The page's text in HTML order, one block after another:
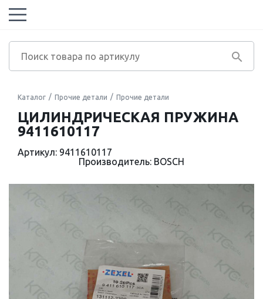
Каталог Прочие детали Прочие детали
ЦИЛИНДРИЧЕСКАЯ ПРУЖИНА
9411610117
Артикул: 9411610117
Производитель: BOSCH